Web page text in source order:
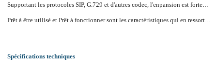
Supportant les protocoles SIP, G.729 et d'autres codec, l'enpansion est fortement amélioré. L'interface Asterisk GUI réduit énormément les difficultés pour entrer dans le monde de la communication VoIP.
Prêt à être utilisé et Prêt à fonctionner sont les caractéristiques qui en ressortent lorsque vous ouvrez le coffret iCallDroid
Spécifications techniques